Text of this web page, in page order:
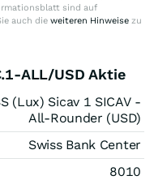
sind auf
auch die weiteren Hinweise zu
ALL/USD Aktie
(Lux) Sicav 1 SICAV -
All-Rounder (USD)
Swiss Bank Center
8010